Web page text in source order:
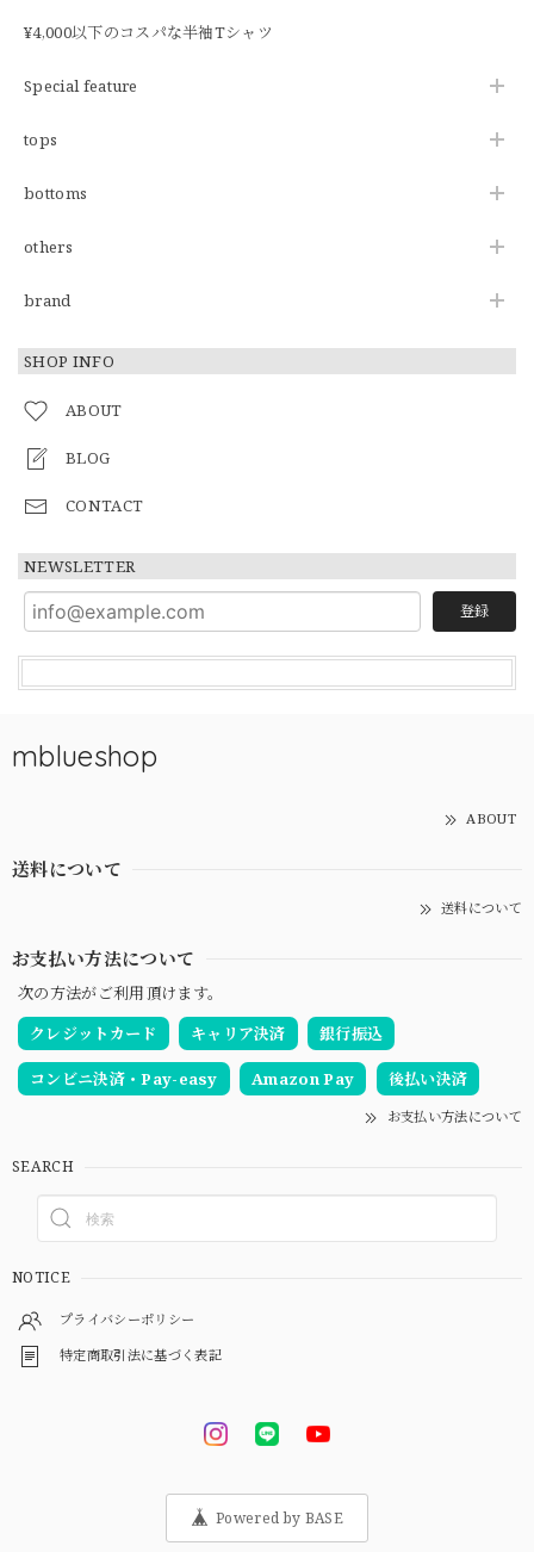
¥4,000以下のコスパな半袖Tシャツ
Special feature
tops
bottoms
others
brand
SHOP INFO
ABOUT
BLOG
CONTACT
NEWSLETTER
登録
mblueshop
ABOUT
送料について
送料について
お支払い方法について
次の方法がご利用頂けます。
クレジットカード
キャリア決済 銀行振込
コンビニ決済・Pay-easy Amazon Pay 後払い決済
お支払い方法について
SEARCH
NOTICE
プライバシーポリシー
特定商取引法に基づく表記
Powered by BASE